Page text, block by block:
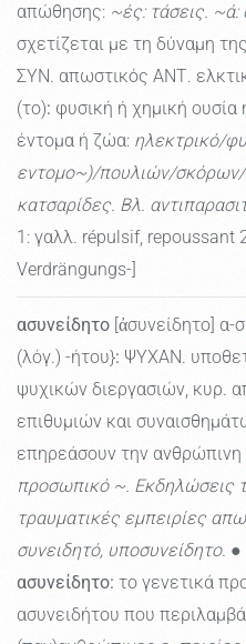
απώθησης: ~ές: τάσεις. ~ά:
σχετίζεται με τη δύναμη
ΣΥΝ. απωστικός ΑΝΤ.
(το): φυσική ή χημική
έντομα ή ζώα: ηλεκτρικό/
εντομο~)/πουλιών/
κατσαρίδες. Βλ.
1: γαλλ. répulsif, repoussant
Verdrängungs-]
ασυνείδητο [ἀσυνείδητο] α-
(λόγ.) -ήτου}: ΨΥΧΑΝ.
ψυχικών διεργασιών, κυρ.
επιθυμιών και
επηρεάσουν την
προσωπικό ~. Εκδηλώσεις
τραυματικές εμπειρίες
συνειδητό, υποσυνείδητο. ●
ασυνείδητο: το γενετικά
ασυνειδήτου που